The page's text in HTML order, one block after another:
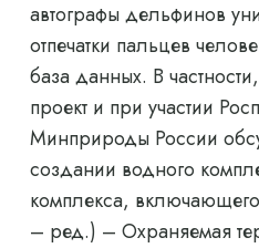
автографы дельфинов
отпечатки пальцев
база данных. В
проект и при участии
Минприроды России
создании водного
комплекса,
– ред.) – Охраняемая